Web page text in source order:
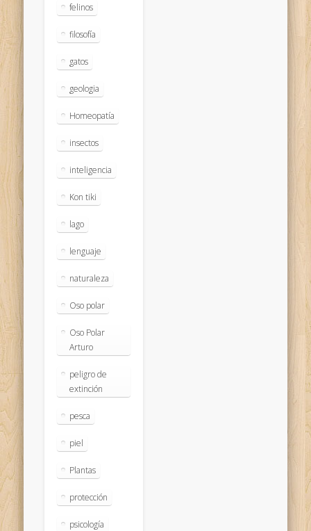
felinos
filosofía
gatos
geologia
Homeopatía
insectos
inteligencia
Kon tiki
lago
lenguaje
naturaleza
Oso polar
Oso Polar
Arturo
peligro de
extinción
pesca
piel
Plantas
protección
psicología